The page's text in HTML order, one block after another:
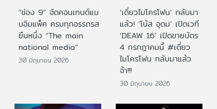
“ช่อง 9” จัดคอนเทนต์แบ
บอิมแพ็ค ครบทุกอรรถรส
ยืนหนึ่ง “The main
national media”
30 มิถุนายน 2026
‘เดี่ยวไมโครโฟน’ กลับมา
แล้ว! ‘โน้ส อุดม’ เปิดเวที
‘DEAW 16’ เปิดขายบัตร
4 กรกฎาคมนี้ #เดี่ยว
ไมโครโฟน กลับมาแล้ว
จ้า!!!
30 มิถุนายน 2026